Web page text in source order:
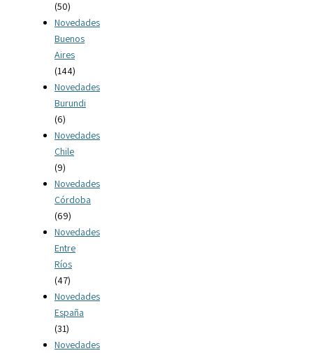
(50)
Novedades
Buenos
Aires
(144)
Novedades
Burundi
(6)
Novedades
Chile
(9)
Novedades
Córdoba
(69)
Novedades
Entre
Ríos
(47)
Novedades
España
(31)
Novedades